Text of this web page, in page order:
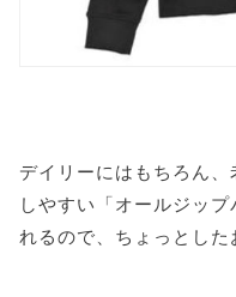
デイリーにはもちろん
しやすい「オールジッ
れるので、ちょっとした